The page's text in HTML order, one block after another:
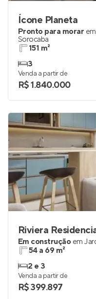
Ícone Planeta
Pronto para morar em
Sorocaba
151 m²
3
Venda a partir de
R$ 1.840.000
Riviera
Em construção em
54 a 69 m²
2 e 3
Venda a partir de
R$ 399.897